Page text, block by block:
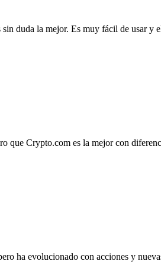
duda la mejor. Es muy fácil de usar y
que Crypto.com es la mejor con
ha evolucionado con acciones y